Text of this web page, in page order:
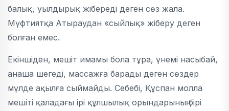
балық, уылдырық жібереді деген сөз жала.
Мүфтиятқа Атыраудан «сыйлық» жіберу деген
болған емес.
Екіншіден, мешіт имамы бола тұра, үнемі насыбай,
анаша шегеді, массажға барады деген сөздер
мүлде ақылға сыймайды. Себебі, Құспан молла
мешіті қаладағы ірі құлшылық орындарының бірі